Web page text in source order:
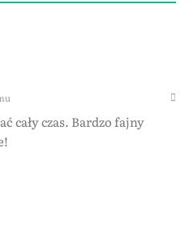
cały czas. Bardzo fajny